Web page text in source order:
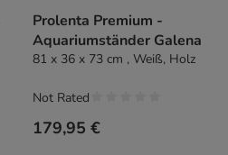
Prolenta Premium -
Aquariumständer Galena
81 x 36 x 73 cm , Weiß, Holz
179,95 €
Not Rated